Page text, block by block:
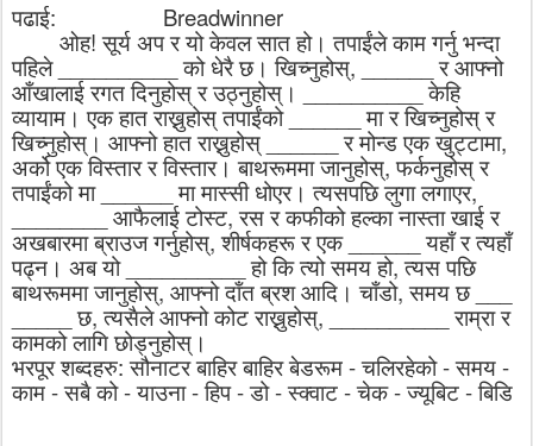
पढाई:
Breadwinner
ओह!सूर्यअपरयोकेवलसातहो। तपाईंलेकामगर्नुभन्दा
पहिले__________कोधेरैछ। खिच्नुहोस्, ______रआफ्नो
आँखालाईरगतदिनुहोस्रउठ्नुहोस्। __________केहि
व्यायाम। एकहातराख्नुहोस्तपाईंको______मारखिच्नुहोस्र
खिच्नुहोस्। आफ्नोहातराख्नुहोस् ______रमोन्डएकखुट्टामा,
अर्कोएकविस्ताररविस्तार। बाथरूममाजानुहोस्,फर्कनुहोस्र
तपाईंकोमा______मामास्सीधोएर। त्यसपछिलुगालगाएर,
आफैलाईटोस्ट,रसरकफीकोहल्कानास्ताखाईर
अखबारमाब्राउजगर्नुहोस्,शीर्षकहरूरएक______यहाँरत्यहाँ
पढ्न। अबयो__________होकित्योसमयहो,त्यसपछि
बाथरूममाजानुहोस्, आफ्नोदाँतब्रशआदि। चाँडो,समयछ___
_____छ,त्यसैलेआफ्नोकोटराख्नुहोस्, __________राम्रार
कामकोलागिछोड्नुहोस्।
भरपूरशब्दहरु:सौनाटरबाहिरबाहिरबेडरूम-चलिरहेको-समय-
काम-सबैको-याउना-हिप-डो-स्क्वाट-चेक-ज्यूबिट-बिडि